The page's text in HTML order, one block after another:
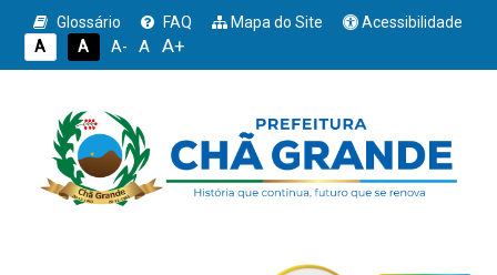
Glossário FAQ Mapa do Site
Acessibilidade
A
A A- A A+